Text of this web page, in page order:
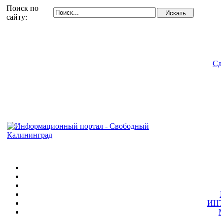
Поиск по
сайту: